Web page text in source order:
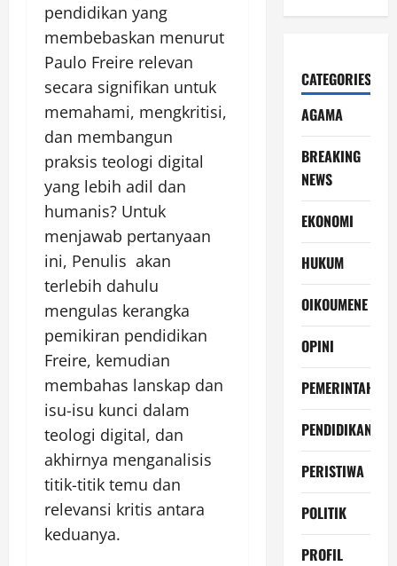
pendidikan yang
membebaskan menurut
Paulo Freire relevan
secara signifikan untuk
memahami, mengkritisi,
dan membangun
praksis teologi digital
yang lebih adil dan
humanis? Untuk
menjawab pertanyaan
ini, Penulis akan
terlebih dahulu
mengulas kerangka
pemikiran pendidikan
Freire, kemudian
membahas lanskap dan
isu-isu kunci dalam
teologi digital, dan
akhirnya menganalisis
titik-titik temu dan
relevansi kritis antara
keduanya.
CATEGORIES
AGAMA
BREAKING
NEWS
EKONOMI
HUKUM
OIKOUMENE
OPINI
PEMERINTAH
PENDIDIKAN
PERISTIWA
POLITIK
PROFIL